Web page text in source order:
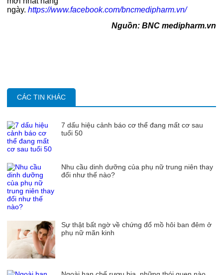
ngày. https://www.facebook.com/bncmedipharm.vn/
Nguồn: BNC medipharm.vn
CÁC TIN KHÁC
7 dấu hiệu cảnh báo cơ thể đang mất cơ sau
tuổi 50
Nhu cầu dinh dưỡng của phụ nữ trung niên thay
đổi như thế nào?
Sự thật bất ngờ về chứng đổ mồ hôi ban đêm ở
phụ nữ mãn kinh